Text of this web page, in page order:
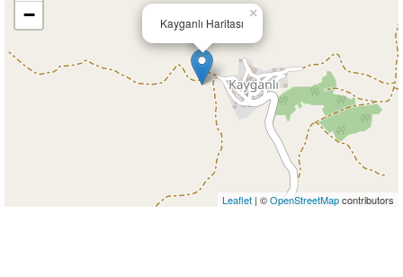
Kayganlı Haritası
×
−
Leaflet | ©OpenStreetMapcontributors